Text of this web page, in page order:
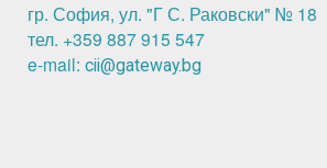
гр. София, ул. "Г С. Раковски" № 18
тел. +359 887 915 547
e-mail: cii@gateway.bg